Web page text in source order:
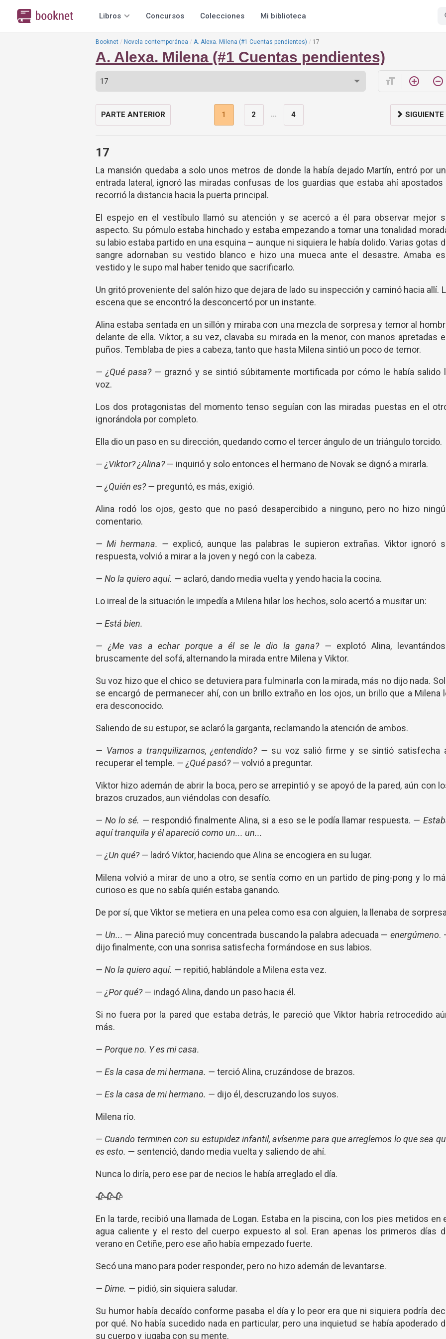
Libros Concursos Colecciones Mi biblioteca
Booknet Novela contemporánea A. Alexa. Milena (#1 Cuentas pendientes) 17
A. Alexa. Milena (#1 Cuentas pendientes)
format_size add_circle_outline remove_circle_outline
PARTE ANTERIOR 1 2 ... 4 SIGUIENTE
17
La mansión quedaba a solo unos metros de donde la había dejado Martín, entró por
entrada lateral, ignoró las miradas confusas de los guardias que estaba ahí apostados
recorrió la distancia hacia la puerta principal.
El espejo en el vestíbulo llamó su atención y se acercó a él para observar mejor
aspecto. Su pómulo estaba hinchado y estaba empezando a tomar una tonalidad
su labio estaba partido en una esquina – aunque ni siquiera le había dolido. Varias gotas
sangre adornaban su vestido blanco e hizo una mueca ante el desastre. Amaba
vestido y le supo mal haber tenido que sacrificarlo.
Un gritó proveniente del salón hizo que dejara de lado su inspección y caminó hacia allí.
escena que se encontró la desconcertó por un instante.
Alina estaba sentada en un sillón y miraba con una mezcla de sorpresa y temor al
delante de ella. Viktor, a su vez, clavaba su mirada en la menor, con manos apretadas
puños. Temblaba de pies a cabeza, tanto que hasta Milena sintió un poco de temor.
— ¿Qué pasa? — graznó y se sintió súbitamente mortificada por cómo le había salido
voz.
Los dos protagonistas del momento tenso seguían con las miradas puestas en el
ignorándola por completo.
Ella dio un paso en su dirección, quedando como el tercer ángulo de un triángulo torcido.
— ¿Viktor? ¿Alina?— inquirió y solo entonces el hermano de Novak se dignó a mirarla.
— ¿Quién es? — preguntó, es más, exigió.
Alina rodó los ojos, gesto que no pasó desapercibido a ninguno, pero no hizo
comentario.
— Mi hermana. — explicó, aunque las palabras le supieron extrañas. Viktor ignoró
respuesta, volvió a mirar a la joven y negó con la cabeza.
— No la quiero aquí. — aclaró, dando media vuelta y yendo hacia la cocina.
Lo irreal de la situación le impedía a Milena hilar los hechos, solo acertó a musitar un:
— Está bien.
— ¿Me vas a echar porque a él se le dio la gana? — explotó Alina,
bruscamente del sofá, alternando la mirada entre Milena y Viktor.
Su voz hizo que el chico se detuviera para fulminarla con la mirada, más no dijo nada.
se encargó de permanecer ahí, con un brillo extraño en los ojos, un brillo que a Milena
era desconocido.
Saliendo de su estupor, se aclaró la garganta, reclamando la atención de ambos.
— Vamos a tranquilizarnos, ¿entendido? — su voz salió firme y se sintió satisfecha
recuperar el temple. — ¿Qué pasó?— volvió a preguntar.
Viktor hizo ademán de abrir la boca, pero se arrepintió y se apoyó de la pared, aún con
brazos cruzados, aun viéndolas con desafío.
— No lo sé. — respondió finalmente Alina, si a eso se le podía llamar respuesta. —
aquí tranquila y él apareció como un... un...
— ¿Un qué? — ladró Viktor, haciendo que Alina se encogiera en su lugar.
Milena volvió a mirar de uno a otro, se sentía como en un partido de ping-pong y lo
curioso es que no sabía quién estaba ganando.
De por sí, que Viktor se metiera en una pelea como esa con alguien, la llenaba de
— Un... — Alina pareció muy concentrada buscando la palabra adecuada — energúmeno.
dijo finalmente, con una sonrisa satisfecha formándose en sus labios.
— No la quiero aquí. — repitió, hablándole a Milena esta vez.
— ¿Por qué? — indagó Alina, dando un paso hacia él.
Si no fuera por la pared que estaba detrás, le pareció que Viktor habría retrocedido
más.
— Porque no. Y es mi casa.
— Es la casa de mi hermana. — terció Alina, cruzándose de brazos.
— Es la casa de mi hermano. — dijo él, descruzando los suyos.
Milena río.
— Cuando terminen con su estupidez infantil, avísenme para que arreglemos lo que sea
es esto. — sentenció, dando media vuelta y saliendo de ahí.
Nunca lo diría, pero ese par de necios le había arreglado el día.
🥀🥀🥀
En la tarde, recibió una llamada de Logan. Estaba en la piscina, con los pies metidos en
agua caliente y el resto del cuerpo expuesto al sol. Eran apenas los primeros días
verano en Cetiñe, pero ese año había empezado fuerte.
Secó una mano para poder responder, pero no hizo ademán de levantarse.
— Dime. — pidió, sin siquiera saludar.
Su humor había decaído conforme pasaba el día y lo peor era que ni siquiera podría
por qué. No había sucedido nada en particular, pero una inquietud se había apoderado
su cuerpo y jugaba con su mente.